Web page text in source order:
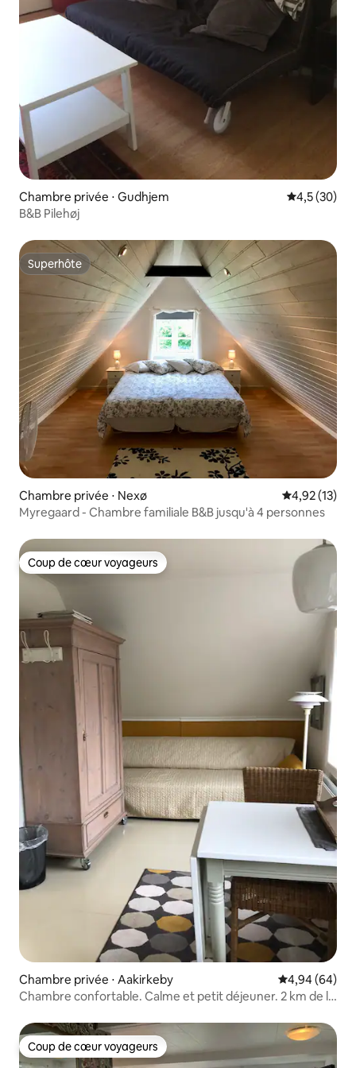
Chambre privée ⋅ Gudhjem Évaluation
4,5 (30)
B&B Pilehøj
Superhôte
Superhôte
Chambre privée ⋅ Nexø Évaluation
4,92 (13)
Myregaard - Chambre familiale B&B jusqu'à 4 personnes
Coup de cœur voyageurs
Coup de cœur voyageurs
Chambre privée ⋅ Aakirkeby Évaluation
4,94 (64)
Chambre confortable. Calme et petit déjeuner. 2 km de la
Coup de cœur voyageurs
Coup de cœur voyageurs